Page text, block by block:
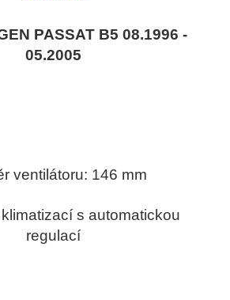
PASSAT B5 08.1996 -
05.2005
ventilátoru: 146 mm
s automatickou
regulací